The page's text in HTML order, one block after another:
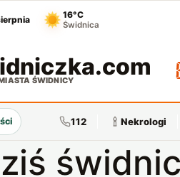
16°C
Świdnica
.com
ŚWIDNICY
112 Nekrologi